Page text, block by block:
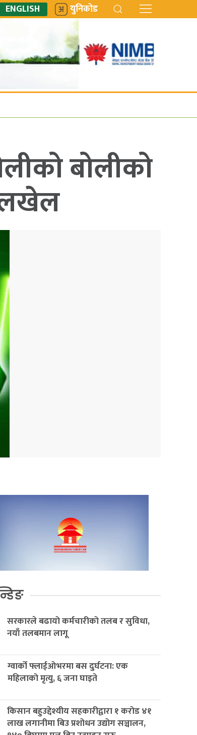
ENGLISH युनिकोड
बोलीको
सरकारले बढायो कर्मचारीको तलब र सुविधा,
नयाँ तलबमान लागू
ग्वार्को फ्लाईओभरमा बस दुर्घटना: एक
महिलाको मृत्यु, ६ जना घाइते
किसान बहुउद्देश्यीय सहकारीद्वारा १ करोड ४१
लाख लगानीमा बिउ प्रशोधन उद्योग सञ्चालन,